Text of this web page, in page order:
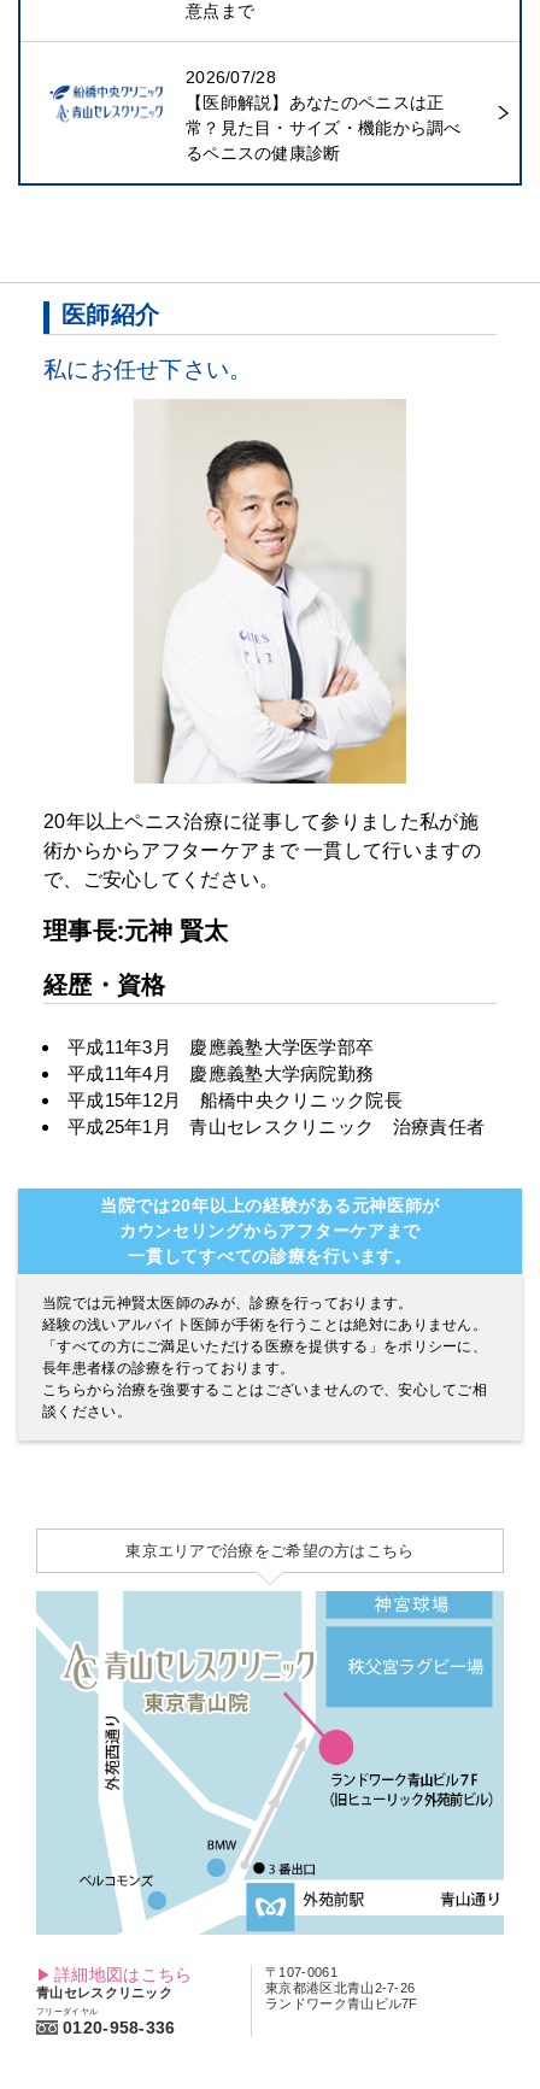
意点まで
2026/07/28
【医師解説】あなたのペニスは正
常？見た目・サイズ・機能から調べ
るペニスの健康診断
医師紹介
私にお任せ下さい。
20年以上ペニス治療に従事して参りました私が施
術からからアフターケアまで一貫して行いますの
で、ご安心してください。
理事長:元神 賢太
経歴・資格
平成11年3月 慶應義塾大学医学部卒
平成11年4月 慶應義塾大学病院勤務
平成15年12月 船橋中央クリニック院長
平成25年1月 青山セレスクリニック 治療責任者
当院では20年以上の経験がある元神医師が
カウンセリングからアフターケアまで
一貫してすべての診療を行います。
当院では元神賢太医師のみが、診療を行っております。
経験の浅いアルバイト医師が手術を行うことは絶対にありません。
「すべての方にご満足いただける医療を提供する」をポリシーに、
長年患者様の診療を行っております。
こちらから治療を強要することはございませんので、安心してご相
談ください。
東京エリアで治療をご希望の方はこちら
詳細地図はこちら
青山セレスクリニック
フリーダイヤル
0120-958-336
〒107-0061
東京都港区北青山2-7-26
ランドワーク青山ビル7F